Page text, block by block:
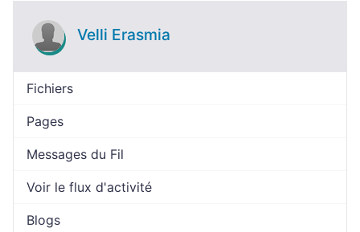
Velli Erasmia
Fichiers
Pages
Messages du Fil
Voir le flux d'activité
Blogs